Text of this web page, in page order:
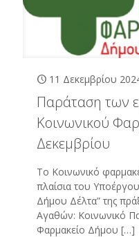
11 Δεκεμβρίου
Παράταση των
Κοινωνικού
Δεκεμβρίου
Το Κοινωνικό
πλαίσια του
Δήμου Δέλτα” της
Αγαθών: Κοινωνικό
Φαρμακείο Δήμου […]